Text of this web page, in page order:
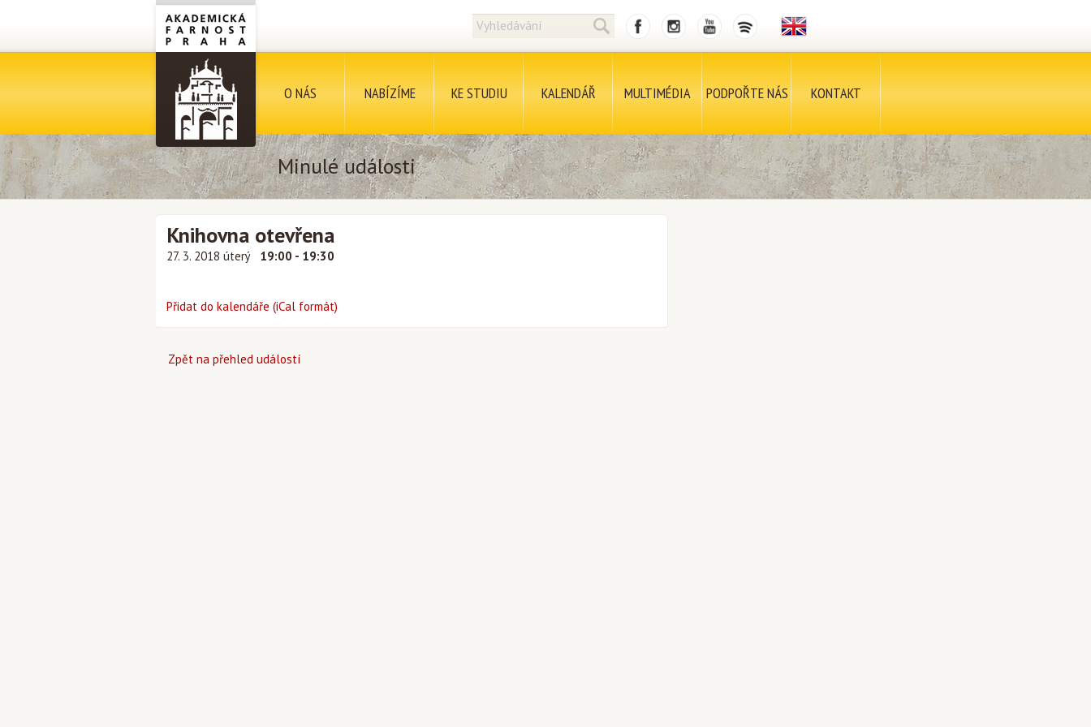
O NÁS NABÍZÍME KE STUDIU KALENDÁŘ MULTIMÉDIA PODPOŘTE NÁS KONTAKT
Minulé události
Knihovna otevřena
27. 3. 2018 úterý 19:00 - 19:30
Přidat do kalendáře (iCal formát)
Zpět na přehled událostí